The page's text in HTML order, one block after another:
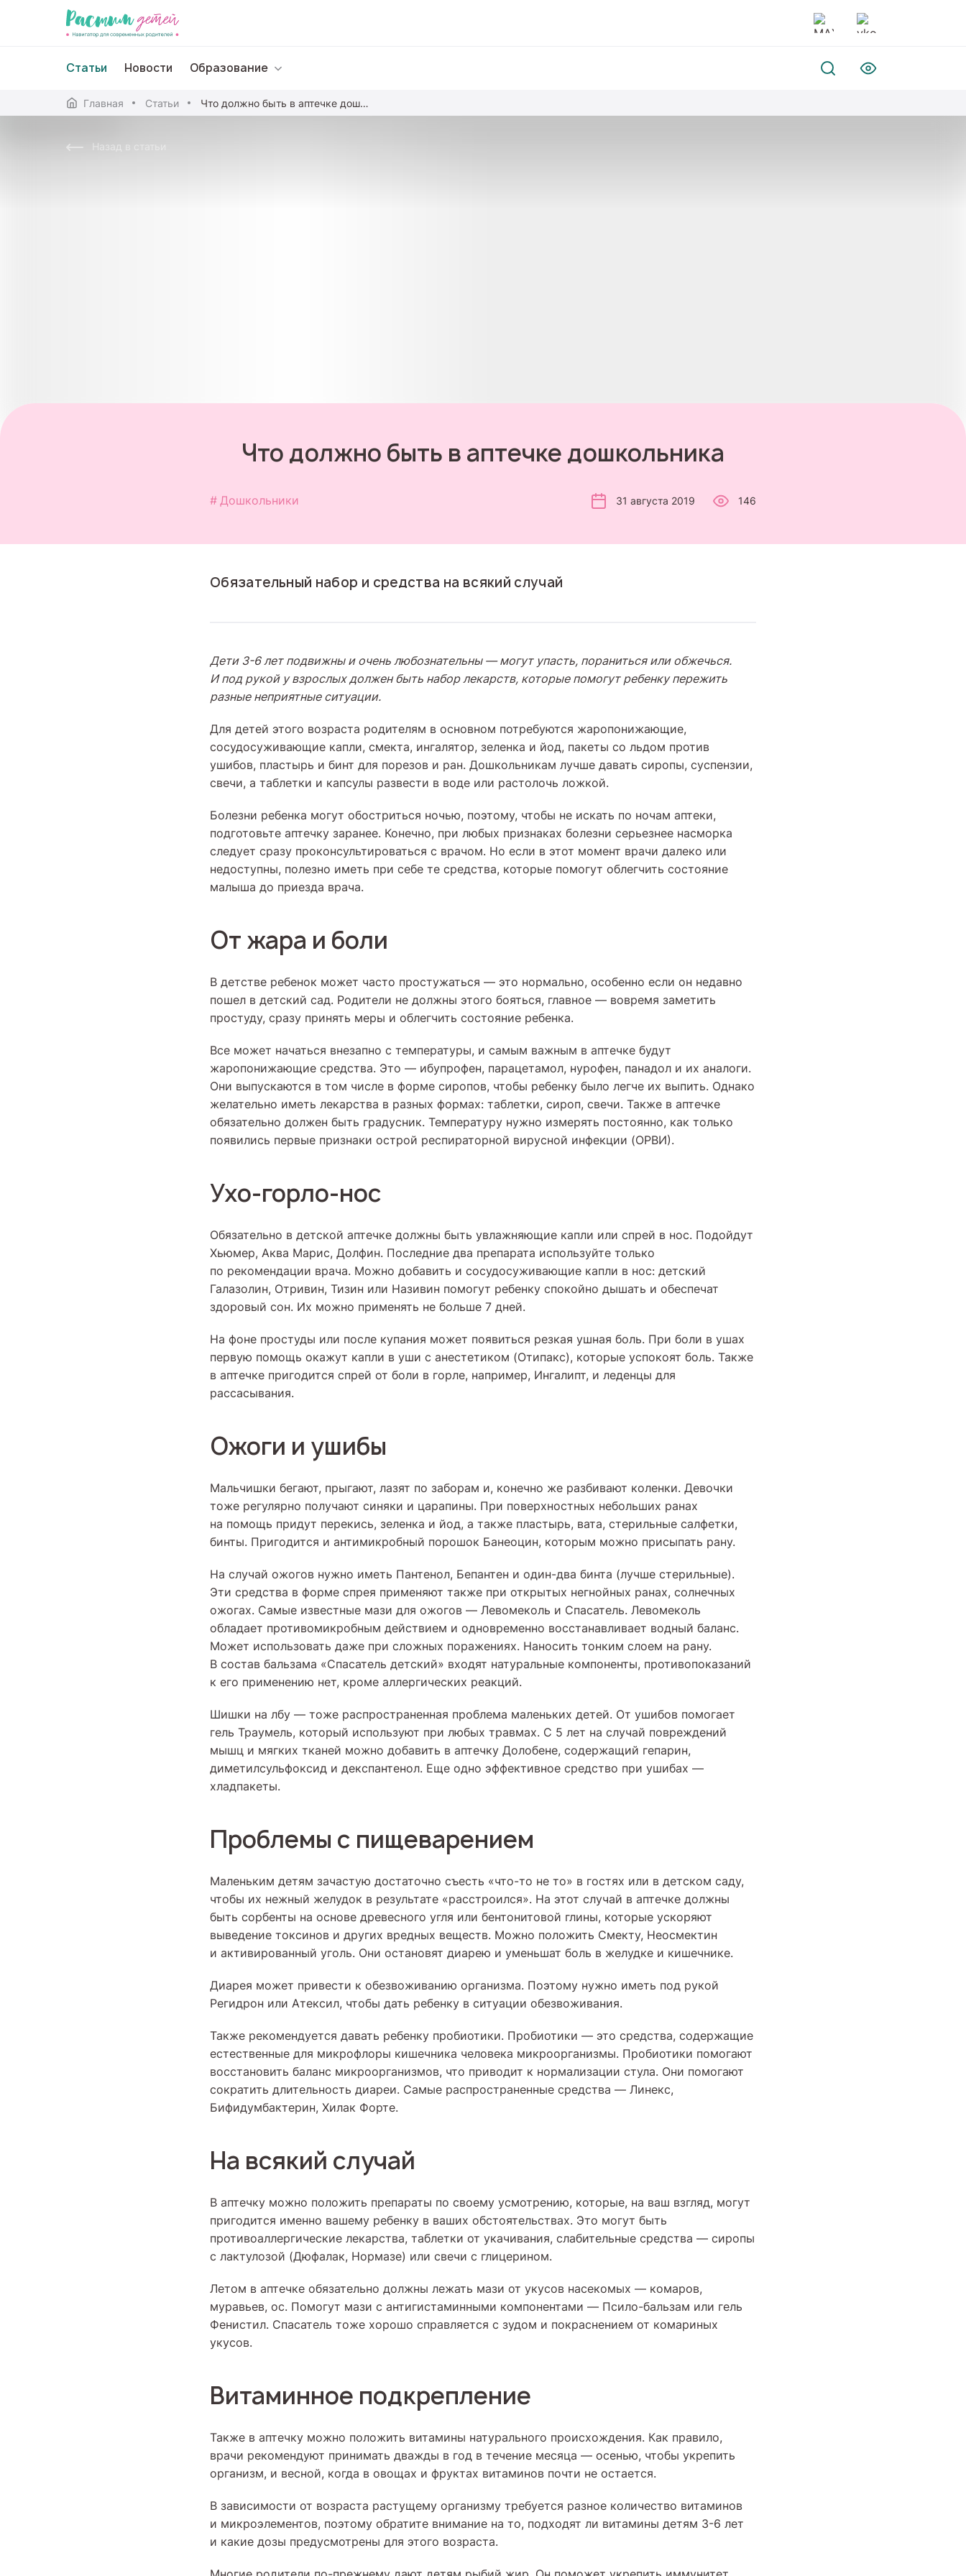
Статьи Новости Образование
Главная Статьи Что должно быть в аптечке дошкольника
Назад в статьи
Что должно быть в аптечке дошкольника
Дошкольники 31 августа 2019 146
Обязательный набор и средства на всякий случай
Дети 3-6 лет подвижны и очень любознательны — могут упасть, пораниться или обжечься.
И под рукой у взрослых должен быть набор лекарств, которые помогут ребенку пережить
разные неприятные ситуации.
Для детей этого возраста родителям в основном потребуются жаропонижающие,
сосудосуживающие капли, смекта, ингалятор, зеленка и йод, пакеты со льдом против
ушибов, пластырь и бинт для порезов и ран. Дошкольникам лучше давать сиропы, суспензии,
свечи, а таблетки и капсулы развести в воде или растолочь ложкой.
Болезни ребенка могут обостриться ночью, поэтому, чтобы не искать по ночам аптеки,
подготовьте аптечку заранее. Конечно, при любых признаках болезни серьезнее насморка
следует сразу проконсультироваться с врачом. Но если в этот момент врачи далеко или
недоступны, полезно иметь при себе те средства, которые помогут облегчить состояние
малыша до приезда врача.
От жара и боли
В детстве ребенок может часто простужаться — это нормально, особенно если он недавно
пошел в детский сад. Родители не должны этого бояться, главное — вовремя заметить
простуду, сразу принять меры и облегчить состояние ребенка.
Все может начаться внезапно с температуры, и самым важным в аптечке будут
жаропонижающие средства. Это — ибупрофен, парацетамол, нурофен, панадол и их аналоги.
Они выпускаются в том числе в форме сиропов, чтобы ребенку было легче их выпить. Однако
желательно иметь лекарства в разных формах: таблетки, сироп, свечи. Также в аптечке
обязательно должен быть градусник. Температуру нужно измерять постоянно, как только
появились первые признаки острой респираторной вирусной инфекции (ОРВИ).
Ухо-горло-нос
Обязательно в детской аптечке должны быть увлажняющие капли или спрей в нос. Подойдут
Хьюмер, Аква Марис, Долфин. Последние два препарата используйте только
по рекомендации врача. Можно добавить и сосудосуживающие капли в нос: детский
Галазолин, Отривин, Тизин или Називин помогут ребенку спокойно дышать и обеспечат
здоровый сон. Их можно применять не больше 7 дней.
На фоне простуды или после купания может появиться резкая ушная боль. При боли в ушах
первую помощь окажут капли в уши с анестетиком (Отипакс), которые успокоят боль. Также
в аптечке пригодится спрей от боли в горле, например, Ингалипт, и леденцы для
рассасывания.
Ожоги и ушибы
Мальчишки бегают, прыгают, лазят по заборам и, конечно же разбивают коленки. Девочки
тоже регулярно получают синяки и царапины. При поверхностных небольших ранах
на помощь придут перекись, зеленка и йод, а также пластырь, вата, стерильные салфетки,
бинты. Пригодится и антимикробный порошок Банеоцин, которым можно присыпать рану.
На случай ожогов нужно иметь Пантенол, Бепантен и один-два бинта (лучше стерильные).
Эти средства в форме спрея применяют также при открытых негнойных ранах, солнечных
ожогах. Самые известные мази для ожогов — Левомеколь и Спасатель. Левомеколь
обладает противомикробным действием и одновременно восстанавливает водный баланс.
Может использовать даже при сложных поражениях. Наносить тонким слоем на рану.
В состав бальзама «Спасатель детский» входят натуральные компоненты, противопоказаний
к его применению нет, кроме аллергических реакций.
Шишки на лбу — тоже распространенная проблема маленьких детей. От ушибов помогает
гель Траумель, который используют при любых травмах. С 5 лет на случай повреждений
мышц и мягких тканей можно добавить в аптечку Долобене, содержащий гепарин,
диметилсульфоксид и декспантенол. Еще одно эффективное средство при ушибах —
хладпакеты.
Проблемы с пищеварением
Маленьким детям зачастую достаточно съесть «что-то не то» в гостях или в детском саду,
чтобы их нежный желудок в результате «расстроился». На этот случай в аптечке должны
быть сорбенты на основе древесного угля или бентонитовой глины, которые ускоряют
выведение токсинов и других вредных веществ. Можно положить Смекту, Неосмектин
и активированный уголь. Они остановят диарею и уменьшат боль в желудке и кишечнике.
Диарея может привести к обезвоживанию организма. Поэтому нужно иметь под рукой
Регидрон или Атексил, чтобы дать ребенку в ситуации обезвоживания.
Также рекомендуется давать ребенку пробиотики. Пробиотики — это средства, содержащие
естественные для микрофлоры кишечника человека микроорганизмы. Пробиотики помогают
восстановить баланс микроорганизмов, что приводит к нормализации стула. Они помогают
сократить длительность диареи. Самые распространенные средства — Линекс,
Бифидумбактерин, Хилак Форте.
На всякий случай
В аптечку можно положить препараты по своему усмотрению, которые, на ваш взгляд, могут
пригодится именно вашему ребенку в ваших обстоятельствах. Это могут быть
противоаллергические лекарства, таблетки от укачивания, слабительные средства — сиропы
с лактулозой (Дюфалак, Нормазе) или свечи с глицерином.
Летом в аптечке обязательно должны лежать мази от укусов насекомых — комаров,
муравьев, ос. Помогут мази с антигистаминными компонентами — Псило-бальзам или гель
Фенистил. Спасатель тоже хорошо справляется с зудом и покраснением от комариных
укусов.
Витаминное подкрепление
Также в аптечку можно положить витамины натурального происхождения. Как правило,
врачи рекомендуют принимать дважды в год в течение месяца — осенью, чтобы укрепить
организм, и весной, когда в овощах и фруктах витаминов почти не остается.
В зависимости от возраста растущему организму требуется разное количество витаминов
и микроэлементов, поэтому обратите внимание на то, подходят ли витамины детям 3-6 лет
и какие дозы предусмотрены для этого возраста.